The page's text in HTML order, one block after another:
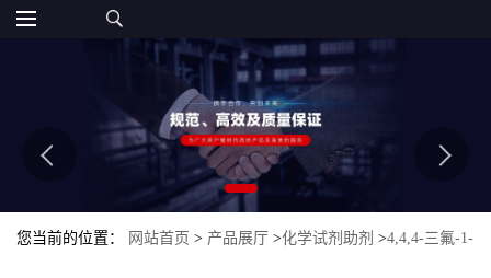
您当前的位置： 网站首页 > 产品展厅 >化学试剂助剂 >4,4,4-三氟-1-